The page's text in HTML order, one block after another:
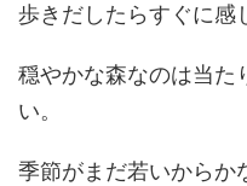
歩きだしたらすぐに感
穏やかな森なのは当た
い。
季節がまだ若いからか